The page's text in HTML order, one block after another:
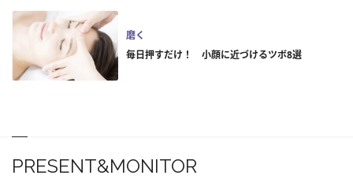
磨く
毎日押すだけ！ 小顔に近づけるツボ8選
PRESENT&MONITOR